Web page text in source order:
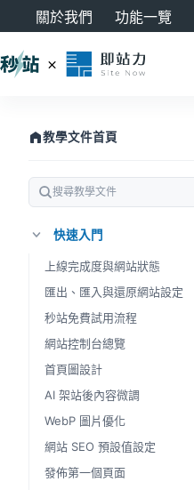
關於我們 功能一覽
教學文件首頁
快速入門
上線完成度與網站狀態
匯出、匯入與還原網站設定
秒站免費試用流程
網站控制台總覽
首頁圖設計
AI 架站後內容微調
WebP 圖片優化
網站 SEO 預設值設定
發佈第一個頁面